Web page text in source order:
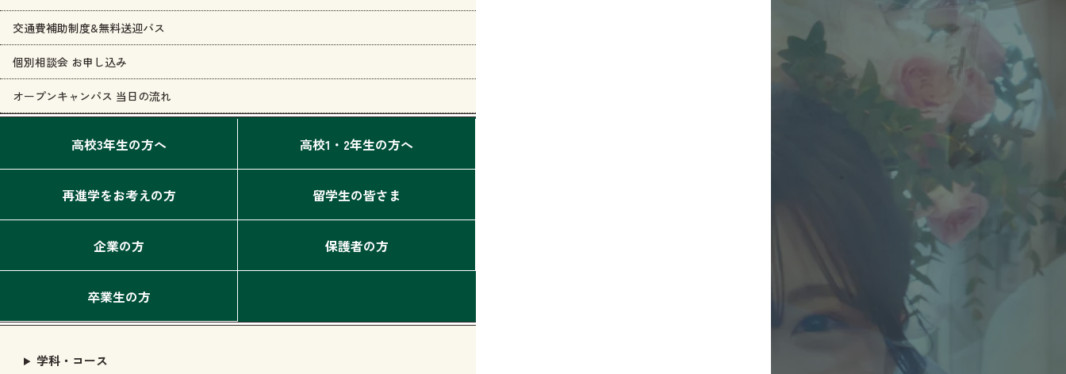
交通費補助制度&無料送迎バス
個別相談会 お申し込み
オープンキャンパス 当日の流れ
高校3年生の方へ 高校1・2年生の方へ
再進学をお考えの方 留学生の皆さま
企業の方 保護者の方
卒業生の方
学科・コース